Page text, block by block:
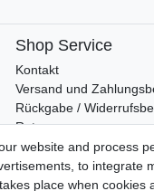
Shop Service
Kontakt
Versand und
Rückgabe /
Retoure
AGB
Vertrag widerrufen
website and process
to integrate
place when